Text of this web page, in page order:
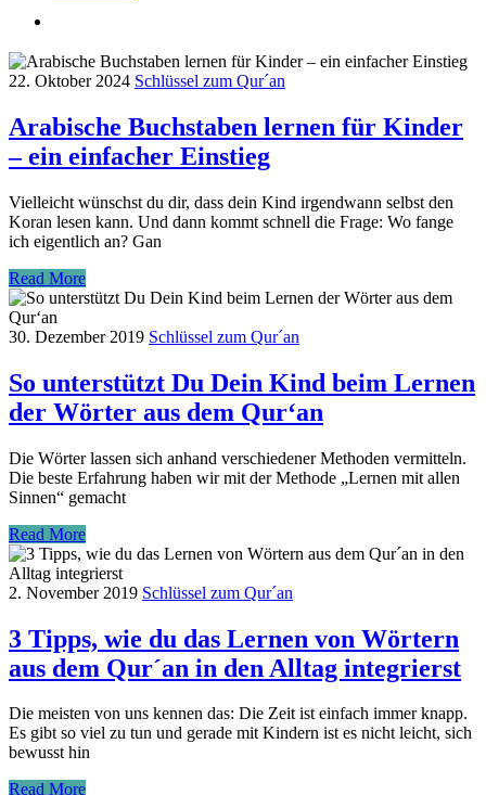
22. Oktober 2024 Schlüssel zum Qur´an
Arabische Buchstaben lernen für Kinder
– ein einfacher Einstieg
Vielleicht wünschst du dir, dass dein Kind irgendwann selbst den
Koran lesen kann. Und dann kommt schnell die Frage: Wo fange
ich eigentlich an? Gan
Read More
30. Dezember 2019 Schlüssel zum Qur´an
So unterstützt Du Dein Kind beim Lernen
der Wörter aus dem Qur‘an
Die Wörter lassen sich anhand verschiedener Methoden vermitteln.
Die beste Erfahrung haben wir mit der Methode „Lernen mit allen
Sinnen“ gemacht
Read More
2. November 2019 Schlüssel zum Qur´an
3 Tipps, wie du das Lernen von Wörtern
aus dem Qur´an in den Alltag integrierst
Die meisten von uns kennen das: Die Zeit ist einfach immer knapp.
Es gibt so viel zu tun und gerade mit Kindern ist es nicht leicht, sich
bewusst hin
Read More